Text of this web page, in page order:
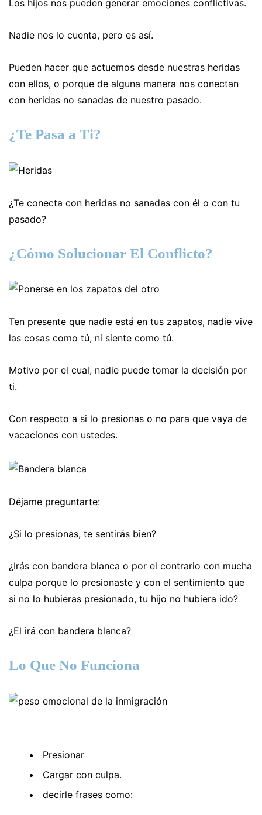
Los hijos nos pueden generar emociones conflictivas.
Nadie nos lo cuenta, pero es así.
Pueden hacer que actuemos desde nuestras heridas
con ellos, o porque de alguna manera nos conectan
con heridas no sanadas de nuestro pasado.
¿Te Pasa a Ti?
¿Te conecta con heridas no sanadas con él o con tu
pasado?
¿Cómo Solucionar El Conflicto?
Ten presente que nadie está en tus zapatos, nadie vive
las cosas como tú, ni siente como tú.
Motivo por el cual, nadie puede tomar la decisión por
ti.
Con respecto a si lo presionas o no para que vaya de
vacaciones con ustedes.
Déjame preguntarte:
¿Si lo presionas, te sentirás bien?
¿Irás con bandera blanca o por el contrario con mucha
culpa porque lo presionaste y con el sentimiento que
si no lo hubieras presionado, tu hijo no hubiera ido?
¿El irá con bandera blanca?
Lo Que No Funciona
Presionar
Cargar con culpa.
decirle frases como: